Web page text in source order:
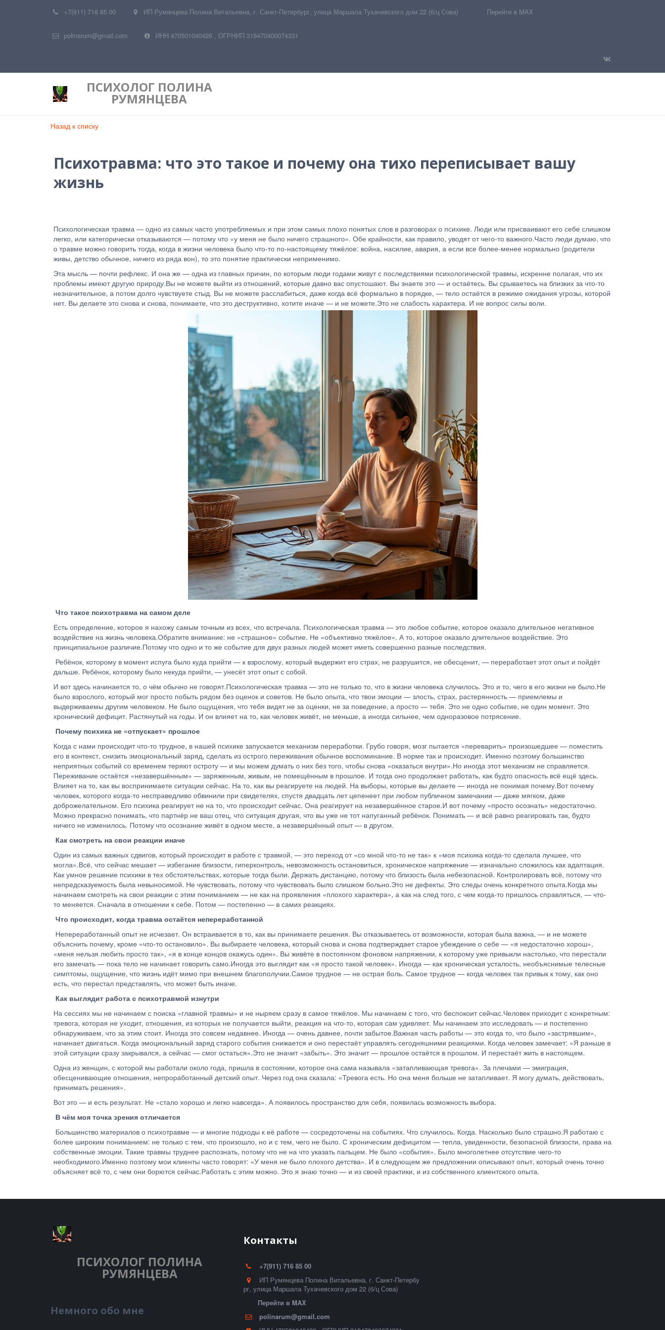
+7(911) 716 85 00 ИП Румянцева Полина Витальевна, г. Санкт-Петербург, улица Маршала Тухачевского дом 22 (б/ц Сова) Перейти в MAX
polinarum@gmail.com ИНН 470501040426 , ОГРНИП 318470400074331
ПСИХОЛОГ ПОЛИНА
РУМЯНЦЕВА
Назад к списку
Психотравма: что это такое и почему она тихо переписывает вашу
жизнь
Психологическая травма — одно из самых часто употребляемых и при этом самых плохо понятых слов в разговорах о психике. Люди или присваивают его себе слишком
легко, или категорически отказываются — потому что «у меня не было ничего страшного». Обе крайности, как правило, уводят от чего-то важного.Часто люди думаю, что
о травме можно говорить тогда, когда в жизни человека было что-то по-настоящему тяжёлое: война, насилие, авария, а если все более-менее нормально (родители
живы, детство обычное, ничего из ряда вон), то это понятие практически неприменимо.
Эта мысль — почти рефлекс. И она же — одна из главных причин, по которым люди годами живут с последствиями психологической травмы, искренне полагая, что их
проблемы имеют другую природу.Вы не можете выйти из отношений, которые давно вас опустошают. Вы знаете это — и остаётесь. Вы срываетесь на близких за что-то
незначительное, а потом долго чувствуете стыд. Вы не можете расслабиться, даже когда всё формально в порядке, — тело остаётся в режиме ожидания угрозы, которой
нет. Вы делаете это снова и снова, понимаете, что это деструктивно, хотите иначе — и не можете.Это не слабость характера. И не вопрос силы воли.
Что такое психотравма на самом деле
Есть определение, которое я нахожу самым точным из всех, что встречала. Психологическая травма — это любое событие, которое оказало длительное негативное
воздействие на жизнь человека.Обратите внимание: не «страшное» событие. Не «объективно тяжёлое». А то, которое оказало длительное воздействие. Это
принципиальное различие.Потому что одно и то же событие для двух разных людей может иметь совершенно разные последствия.
Ребёнок, которому в момент испуга было куда прийти — к взрослому, который выдержит его страх, не разрушится, не обесценит, — переработает этот опыт и пойдёт
дальше. Ребёнок, которому было некуда прийти, — унесёт этот опыт с собой.
И вот здесь начинается то, о чём обычно не говорят.Психологическая травма — это не только то, что в жизни человека случилось. Это и то, чего в его жизни не было.Не
было взрослого, который мог просто побыть рядом без оценок и советов. Не было опыта, что твои эмоции — злость, страх, растерянность — приемлемы и
выдерживаемы другим человеком. Не было ощущения, что тебя видят не за оценки, не за поведение, а просто — тебя. Это не одно событие, не один момент. Это
хронический дефицит. Растянутый на годы. И он влияет на то, как человек живёт, не меньше, а иногда сильнее, чем одноразовое потрясение.
Почему психика не «отпускает» прошлое
Когда с нами происходит что-то трудное, в нашей психике запускается механизм переработки. Грубо говоря, мозг пытается «переварить» произошедшее — поместить
его в контекст, снизить эмоциональный заряд, сделать из острого переживания обычное воспоминание. В норме так и происходит. Именно поэтому большинство
неприятных событий со временем теряют остроту — и мы можем думать о них без того, чтобы снова «оказаться внутри».Но иногда этот механизм не справляется.
Переживание остаётся «незавершённым» — заряженным, живым, не помещённым в прошлое. И тогда оно продолжает работать, как будто опасность всё ещё здесь.
Влияет на то, как вы воспринимаете ситуации сейчас. На то, как вы реагируете на людей. На выборы, которые вы делаете — иногда не понимая почему.Вот почему
человек, которого когда-то несправедливо обвинили при свидетелях, спустя двадцать лет цепенеет при любом публичном замечании — даже мягком, даже
доброжелательном. Его психика реагирует не на то, что происходит сейчас. Она реагирует на незавершённое старое.И вот почему «просто осознать» недостаточно.
Можно прекрасно понимать, что партнёр не ваш отец, что ситуация другая, что вы уже не тот напуганный ребёнок. Понимать — и всё равно реагировать так, будто
ничего не изменилось. Потому что осознание живёт в одном месте, а незавершённый опыт — в другом.
Как смотреть на свои реакции иначе
Один из самых важных сдвигов, который происходит в работе с травмой, — это переход от «со мной что-то не так» к «моя психика когда-то сделала лучшее, что
могла».Всё, что сейчас мешает — избегание близости, гиперконтроль, невозможность остановиться, хроническое напряжение — изначально сложилось как адаптация.
Как умное решение психики в тех обстоятельствах, которые тогда были. Держать дистанцию, потому что близость была небезопасной. Контролировать всё, потому что
непредсказуемость была невыносимой. Не чувствовать, потому что чувствовать было слишком больно.Это не дефекты. Это следы очень конкретного опыта.Когда мы
начинаем смотреть на свои реакции с этим пониманием — не как на проявления «плохого характера», а как на след того, с чем когда-то пришлось справляться, — что-
то меняется. Сначала в отношении к себе. Потом — постепенно — в самих реакциях.
Что происходит, когда травма остаётся непереработанной
Непереработанный опыт не исчезает. Он встраивается в то, как вы принимаете решения. Вы отказываетесь от возможности, которая была важна, — и не можете
объяснить почему, кроме «что-то остановило». Вы выбираете человека, который снова и снова подтверждает старое убеждение о себе — «я недостаточно хорош»,
«меня нельзя любить просто так», «я в конце концов окажусь один». Вы живёте в постоянном фоновом напряжении, к которому уже привыкли настолько, что перестали
его замечать — пока тело не начинает говорить само.Иногда это выглядит как «я просто такой человек». Иногда — как хроническая усталость, необъяснимые телесные
симптомы, ощущение, что жизнь идёт мимо при внешнем благополучии.Самое трудное — не острая боль. Самое трудное — когда человек так привык к тому, как оно
есть, что перестал представлять, что может быть иначе.
Как выглядит работа с психотравмой изнутри
На сессиях мы не начинаем с поиска «главной травмы» и не ныряем сразу в самое тяжёлое. Мы начинаем с того, что беспокоит сейчас.Человек приходит с конкретным:
тревога, которая не уходит, отношения, из которых не получается выйти, реакция на что-то, которая сам удивляет. Мы начинаем это исследовать — и постепенно
обнаруживаем, что за этим стоит. Иногда это совсем недавнее. Иногда — очень давнее, почти забытое.Важная часть работы — это когда то, что было «застрявшим»,
начинает двигаться. Когда эмоциональный заряд старого события снижается и оно перестаёт управлять сегодняшними реакциями. Когда человек замечает: «Я раньше в
этой ситуации сразу закрывался, а сейчас — смог остаться».Это не значит «забыть». Это значит — прошлое остаётся в прошлом. И перестаёт жить в настоящем.
Одна из женщин, с которой мы работали около года, пришла в состоянии, которое она сама называла «затапливающая тревога». За плечами — эмиграция,
обесценивающие отношения, непроработанный детский опыт. Через год она сказала: «Тревога есть. Но она меня больше не затапливает. Я могу думать, действовать,
принимать решения».
Вот это — и есть результат. Не «стало хорошо и легко навсегда». А появилось пространство для себя, появилась возможность выбора.
В чём моя точка зрения отличается
Большинство материалов о психотравме — и многие подходы к её работе — сосредоточены на событиях. Что случилось. Когда. Насколько было страшно.Я работаю с
более широким пониманием: не только с тем, что произошло, но и с тем, чего не было. С хроническим дефицитом — тепла, увиденности, безопасной близости, права на
собственные эмоции. Такие травмы труднее распознать, потому что не на что указать пальцем. Не было «события». Было многолетнее отсутствие чего-то
необходимого.Именно поэтому мои клиенты часто говорят: «У меня не было плохого детства». И в следующем же предложении описывают опыт, который очень точно
объясняет всё то, с чем они борются сейчас.Работать с этим можно. Это я знаю точно — и из своей практики, и из собственного клиентского опыта.
ПСИХОЛОГ ПОЛИНА
РУМЯНЦЕВА
Немного обо мне
Контакты
+7(911) 716 85 00
ИП Румянцева Полина Витальевна, г. Санкт-Петербу
рг, улица Маршала Тухачевского дом 22 (б/ц Сова)
Перейти в MAX
polinarum@gmail.com